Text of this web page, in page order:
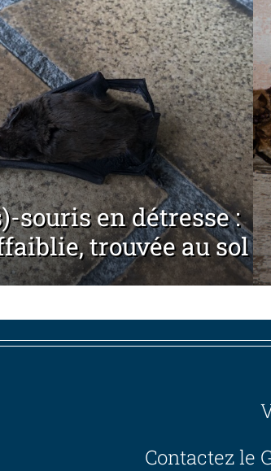
souris en détresse :
trouvée au sol
Contactez le